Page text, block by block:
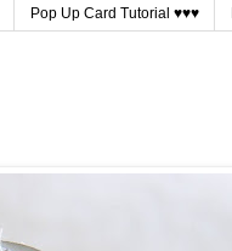
Pop Up Card Tutorial ♥♥♥